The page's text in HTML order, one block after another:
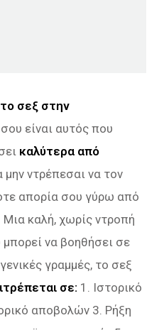
σεξ στην
είναι αυτός που
καλύτερα από
μην ντρέπεσαι να τον
απορία σου γύρω από
καλή, χωρίς ντροπή
να βοηθήσει σε
γραμμές, το σεξ
σε: 1. Ιστορικό
αποβολών 3. Ρήξη